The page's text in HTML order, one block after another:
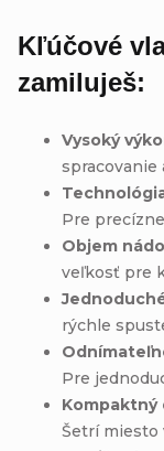
Kľúčové
zamiluješ:
Vysoký
spracovanie
Pre
Objem
veľkosť pre
rýchle
Pre
Kompaktný
Šetrí miesto